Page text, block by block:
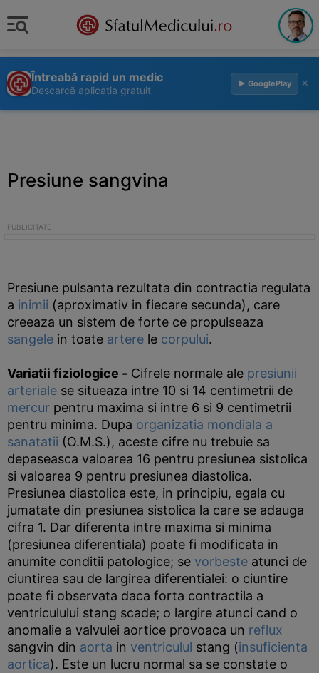
Întreabă rapid un medic
Descarcă aplicația gratuit
▶ GooglePlay ×
Presiune sangvina
Presiune pulsanta rezultata din contractia regulata
a inimii (aproximativ in fiecare secunda), care
creeaza un sistem de forte ce propulseaza
sangele in toate artere le corpului.
Variatii fiziologice - Cifrele normale ale presiunii
arteriale se situeaza intre 10 si 14 centimetrii de
mercur pentru maxima si intre 6 si 9 centimetrii
pentru minima. Dupa organizatia mondiala a
sanatatii (O.M.S.), aceste cifre nu trebuie sa
depaseasca valoarea 16 pentru presiunea sistolica
si valoarea 9 pentru presiunea diastolica.
Presiunea diastolica este, in principiu, egala cu
jumatate din presiunea sistolica la care se adauga
cifra 1. Dar diferenta intre maxima si minima
(presiunea diferentiala) poate fi modificata in
anumite conditii patologice; se vorbeste atunci de
ciuntirea sau de largirea diferentialei: o ciuntire
poate fi observata daca forta contractila a
ventriculului stang scade; o largire atunci cand o
anomalie a valvulei aortice provoaca un reflux
sangvin din aorta in ventriculul stang (insuficienta
aortica). Este un lucru normal sa se constate o